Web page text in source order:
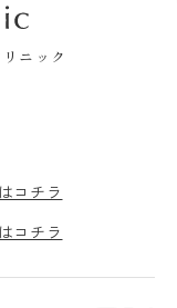
ニック
コチラ
コチラ